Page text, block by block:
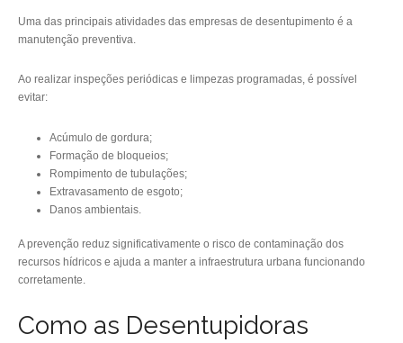
Uma das principais atividades das empresas de desentupimento é a
manutenção preventiva.
Ao realizar inspeções periódicas e limpezas programadas, é possível
evitar:
Acúmulo de gordura;
Formação de bloqueios;
Rompimento de tubulações;
Extravasamento de esgoto;
Danos ambientais.
A prevenção reduz significativamente o risco de contaminação dos
recursos hídricos e ajuda a manter a infraestrutura urbana funcionando
corretamente.
Como as Desentupidoras